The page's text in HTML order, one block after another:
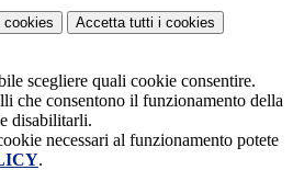
cookies Accetta tutti i cookies
scegliere quali cookie consentire.
che consentono il funzionamento della
disabilitarli.
necessari al funzionamento potete
.